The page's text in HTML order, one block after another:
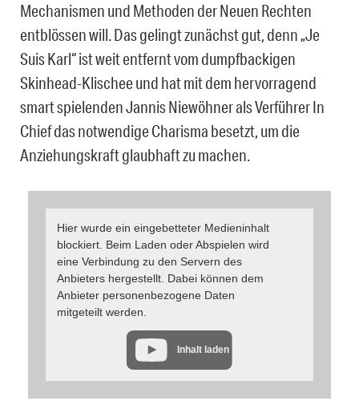
Mechanismen und Methoden der Neuen Rechten
entblössen will. Das gelingt zunächst gut, denn „Je
Suis Karl“ ist weit entfernt vom dumpfbackigen
Skinhead-Klischee und hat mit dem hervorragend
smart spielenden Jannis Niewöhner als Verführer In
Chief das notwendige Charisma besetzt, um die
Anziehungskraft glaubhaft zu machen.
Hier wurde ein eingebetteter Medieninhalt
blockiert. Beim Laden oder Abspielen wird
eine Verbindung zu den Servern des
Anbieters hergestellt. Dabei können dem
Anbieter personenbezogene Daten
mitgeteilt werden.
Inhalt laden